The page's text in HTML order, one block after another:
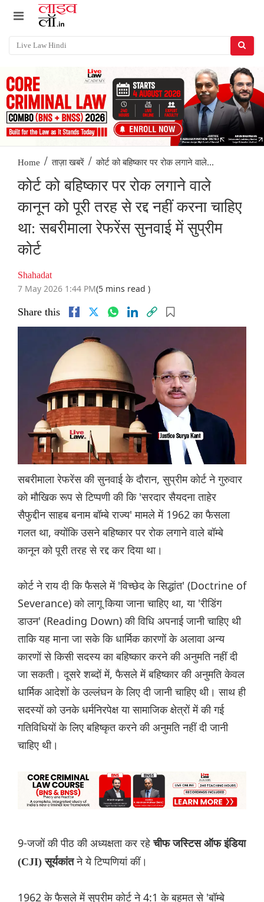
Home / ताज़ा खबरें / कोर्ट को बहिष्कार पर रोक लगाने वाले...
कोर्ट को बहिष्कार पर रोक लगाने वाले
कानून को पूरी तरह से रद्द नहीं करना चाहिए
था: सबरीमाला रेफरेंस सुनवाई में सुप्रीम
कोर्ट
Shahadat
7 May 2026 1:44 PM(5 mins read )
Share this
सबरीमाला रेफरेंस की सुनवाई के दौरान, सुप्रीम कोर्ट ने गुरुवार
को मौखिक रूप से टिप्पणी की कि 'सरदार सैयदना ताहेर
सैफुद्दीन साहब बनाम बॉम्बे राज्य' मामले में 1962 का फैसला
गलत था, क्योंकि उसने बहिष्कार पर रोक लगाने वाले बॉम्बे
कानून को पूरी तरह से रद्द कर दिया था।
कोर्ट ने राय दी कि फैसले में 'विच्छेद के सिद्धांत' (Doctrine of
Severance) को लागू किया जाना चाहिए था, या 'रीडिंग
डाउन' (Reading Down) की विधि अपनाई जानी चाहिए थी
ताकि यह माना जा सके कि धार्मिक कारणों के अलावा अन्य
कारणों से किसी सदस्य का बहिष्कार करने की अनुमति नहीं दी
जा सकती। दूसरे शब्दों में, फैसले में बहिष्कार की अनुमति केवल
धार्मिक आदेशों के उल्लंघन के लिए दी जानी चाहिए थी। साथ ही
सदस्यों को उनके धर्मनिरपेक्ष या सामाजिक क्षेत्रों में की गई
गतिविधियों के लिए बहिष्कृत करने की अनुमति नहीं दी जानी
चाहिए थी।
9-जजों की पीठ की अध्यक्षता कर रहेचीफ जस्टिस ऑफ इंडिया
(CJI) सूर्यकांतने ये टिप्पणियां कीं।
1962 के फैसले में सुप्रीम कोर्ट ने 4:1 के बहुमत से 'बॉम्बे